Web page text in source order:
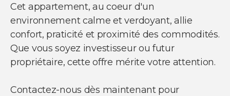
Cet appartement, au coeur d'un
environnement calme et verdoyant, allie
confort, praticité et proximité des commodités.
Que vous soyez investisseur ou futur
propriétaire, cette offre mérite votre attention.
Contactez-nous dès maintenant pour